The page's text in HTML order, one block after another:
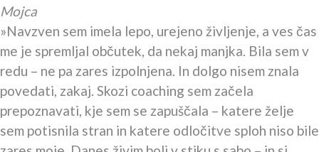
Mojca
»Navzven sem imela lepo, urejeno življenje, a ves čas
me je spremljal občutek, da nekaj manjka. Bila sem v
redu – ne pa zares izpolnjena. In dolgo nisem znala
povedati, zakaj. Skozi coaching sem začela
prepoznavati, kje sem se zapuščala – katere želje
sem potisnila stran in katere odločitve sploh niso bile